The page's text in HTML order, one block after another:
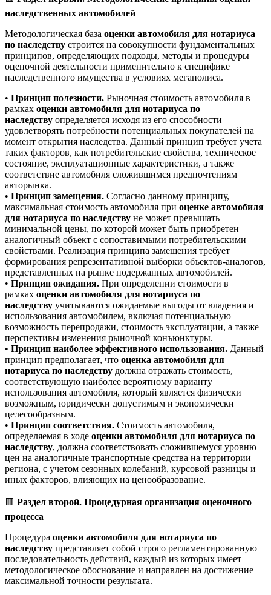
наследственных автомобилей
Методологическая база оценки автомобиля для нотариуса
по наследству строится на совокупности фундаментальных
принципов, определяющих подходы, методы и процедуры
оценочной деятельности применительно к специфике
наследственного имущества в условиях мегаполиса.
• Принцип полезности. Рыночная стоимость автомобиля в
рамках оценки автомобиля для нотариуса по
наследству определяется исходя из его способности
удовлетворять потребности потенциальных покупателей на
момент открытия наследства. Данный принцип требует учета
таких факторов, как потребительские свойства, техническое
состояние, эксплуатационные характеристики, а также
соответствие автомобиля сложившимся предпочтениям
авторынка.
• Принцип замещения. Согласно данному принципу,
максимальная стоимость автомобиля при оценке автомобиля
для нотариуса по наследству не может превышать
минимальной цены, по которой может быть приобретен
аналогичный объект с сопоставимыми потребительскими
свойствами. Реализация принципа замещения требует
формирования репрезентативной выборки объектов-аналогов,
представленных на рынке подержанных автомобилей.
• Принцип ожидания. При определении стоимости в
рамках оценки автомобиля для нотариуса по
наследству учитываются ожидаемые выгоды от владения и
использования автомобилем, включая потенциальную
возможность перепродажи, стоимость эксплуатации, а также
перспективы изменения рыночной конъюнктуры.
• Принцип наиболее эффективного использования. Данный
принцип предполагает, что оценка автомобиля для
нотариуса по наследству должна отражать стоимость,
соответствующую наиболее вероятному варианту
использования автомобиля, который является физически
возможным, юридически допустимым и экономически
целесообразным.
• Принцип соответствия. Стоимость автомобиля,
определяемая в ходе оценки автомобиля для нотариуса по
наследству, должна соответствовать сложившемуся уровню
цен на аналогичные транспортные средства на территории
региона, с учетом сезонных колебаний, курсовой разницы и
иных факторов, влияющих на ценообразование.
🟥 Раздел второй. Процедурная организация оценочного
процесса
Процедура оценки автомобиля для нотариуса по
наследству представляет собой строго регламентированную
последовательность действий, каждый из которых имеет
методологическое обоснование и направлен на достижение
максимальной точности результата.